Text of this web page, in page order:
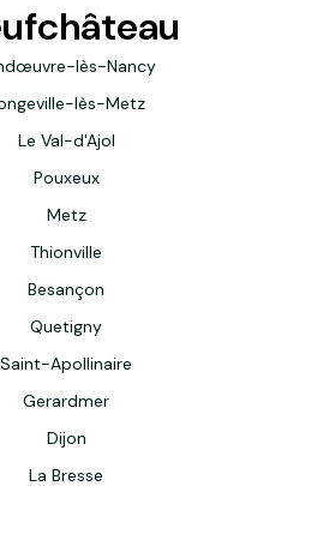
lès-Nancy
lès-Metz
Le Val-d'Ajol
Pouxeux
Metz
Thionville
Besançon
Quetigny
Saint-Apollinaire
Gerardmer
Dijon
La Bresse